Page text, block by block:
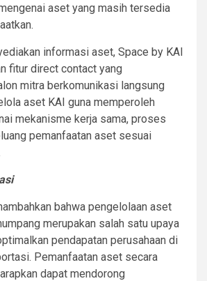
aset yang masih tersedia
informasi aset, Space by KAI
fitur direct contact yang
mitra berkomunikasi langsung
aset KAI guna memperoleh
mekanisme kerja sama, proses
pemanfaatan aset sesuai
bahwa pengelolaan aset
merupakan salah satu upaya
pendapatan perusahaan di
Pemanfaatan aset secara
dapat mendorong